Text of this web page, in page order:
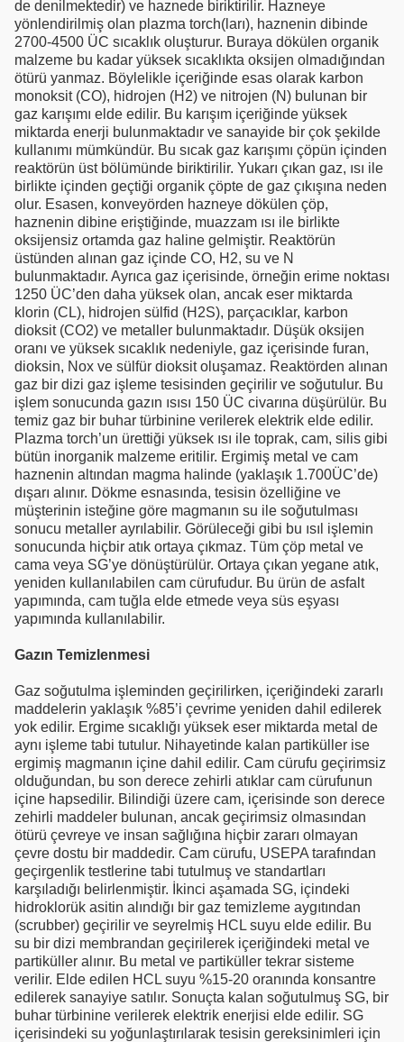
de denilmektedir) ve haznede biriktirilir. Hazneye
yönlendirilmiş olan plazma torch(ları), haznenin dibinde
2700-4500 ÜC sıcaklık oluşturur. Buraya dökülen organik
malzeme bu kadar yüksek sıcaklıkta oksijen olmadığından
ötürü yanmaz. Böylelikle içeriğinde esas olarak karbon
monoksit (CO), hidrojen (H2) ve nitrojen (N) bulunan bir
gaz karışımı elde edilir. Bu karışım içeriğinde yüksek
miktarda enerji bulunmaktadır ve sanayide bir çok şekilde
kullanımı mümkündür. Bu sıcak gaz karışımı çöpün içinden
reaktörün üst bölümünde biriktirilir. Yukarı çıkan gaz, ısı ile
birlikte içinden geçtiği organik çöpte de gaz çıkışına neden
olur. Esasen, konveyörden hazneye dökülen çöp,
haznenin dibine eriştiğinde, muazzam ısı ile birlikte
oksijensiz ortamda gaz haline gelmiştir. Reaktörün
üstünden alınan gaz içinde CO, H2, su ve N
bulunmaktadır. Ayrıca gaz içerisinde, örneğin erime noktası
1250 ÜC’den daha yüksek olan, ancak eser miktarda
klorin (CL), hidrojen sülfid (H2S), parçacıklar, karbon
dioksit (CO2) ve metaller bulunmaktadır. Düşük oksijen
oranı ve yüksek sıcaklık nedeniyle, gaz içerisinde furan,
dioksin, Nox ve sülfür dioksit oluşamaz. Reaktörden alınan
gaz bir dizi gaz işleme tesisinden geçirilir ve soğutulur. Bu
işlem sonucunda gazın ısısı 150 ÜC civarına düşürülür. Bu
temiz gaz bir buhar türbinine verilerek elektrik elde edilir.
Plazma torch’un ürettiği yüksek ısı ile toprak, cam, silis gibi
bütün inorganik malzeme eritilir. Ergimiş metal ve cam
haznenin altından magma halinde (yaklaşık 1.700ÜC’de)
dışarı alınır. Dökme esnasında, tesisin özelliğine ve
müşterinin isteğine göre magmanın su ile soğutulması
sonucu metaller ayrılabilir. Görüleceği gibi bu ısıl işlemin
sonucunda hiçbir atık ortaya çıkmaz. Tüm çöp metal ve
cama veya SG’ye dönüştürülür. Ortaya çıkan yegane atık,
yeniden kullanılabilen cam cürufudur. Bu ürün de asfalt
yapımında, cam tuğla elde etmede veya süs eşyası
yapımında kullanılabilir.
Gazın Temizlenmesi
Gaz soğutulma işleminden geçirilirken, içeriğindeki zararlı
maddelerin yaklaşık %85’i çevrime yeniden dahil edilerek
yok edilir. Ergime sıcaklığı yüksek eser miktarda metal de
aynı işleme tabi tutulur. Nihayetinde kalan partiküller ise
ergimiş magmanın içine dahil edilir. Cam cürufu geçirimsiz
olduğundan, bu son derece zehirli atıklar cam cürufunun
içine hapsedilir. Bilindiği üzere cam, içerisinde son derece
zehirli maddeler bulunan, ancak geçirimsiz olmasından
ötürü çevreye ve insan sağlığına hiçbir zararı olmayan
çevre dostu bir maddedir. Cam cürufu, USEPA tarafından
geçirgenlik testlerine tabi tutulmuş ve standartları
karşıladığı belirlenmiştir. İkinci aşamada SG, içindeki
hidroklorük asitin alındığı bir gaz temizleme aygıtından
(scrubber) geçirilir ve seyrelmiş HCL suyu elde edilir. Bu
su bir dizi membrandan geçirilerek içeriğindeki metal ve
partiküller alınır. Bu metal ve partiküller tekrar sisteme
verilir. Elde edilen HCL suyu %15-20 oranında konsantre
edilerek sanayiye satılır. Sonuçta kalan soğutulmuş SG, bir
buhar türbinine verilerek elektrik enerjisi elde edilir. SG
içerisindeki su yoğunlaştırılarak tesisin gereksinimleri için